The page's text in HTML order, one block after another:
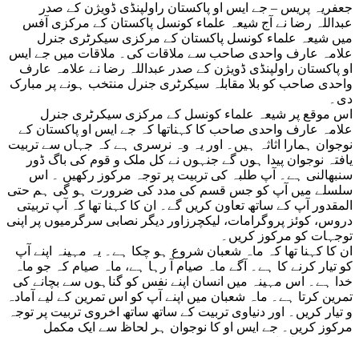
جعفریہ پریس – جے ایس او پاکستان راولپنڈی ڈویژن کے صدر
عبداللہ رضا نے آج شیعہ علماء کونسل پاکستان کے مرکزی آفس
میں شیعہ علماء کونسل پاکستان کے مرکزی سیکرٹری جنرل
علامہ عارف واحدی صاحب سے ملاقات کی۔ ملاقات میں جے ایس
او پاکستان راولپنڈی ڈویژن کے صدر عبداللہ رضا نے علامہ عارف
واحدی صاحب کو بلا مقابلہ سیکرٹری جنرل منتخب ہونے پر مبارک
دی۔
اس موقع پر شیعہ علماء کونسل کے مرکزی سیکرٹری جنرل
علامہ عارف واحدی صاحب کا کہناتھا کہ جے ایس او پاکستان کے
نوجوان ہمارا اثاثہ ہیں۔ اور یہ وہ نرسری ہے کہ جہاں سے تربیت
یافتہ نوجوان پیدا ہوں گے جنہوں نے کل ملک و قوم کی باگ ڈور
سنبھالنی ہے۔ آپ طلبہ کی تربیت پر توجہ مرکوز رکھیں ۔ اس
سلسلے میں آپ کو جس قسم کی مدد کی ضرورت ہو گی ہم حتی
المقدور آپ کے ساتھ تعاون کریں گے۔ ان کا کہنا تھا کہ آپ تربیتی
دروس، کوئز پروگرامات، لیکچرزاور دیگر نصابی سرگرمیوں پر اپنی
توجہات کو مرکوز کریں۔
ان کا کہنا تھا کہ ماہ شعبان شروع ہو چکا ہے۔ یہ مہینہ اپنے آپ
کو تیار کرنے کا ہے۔ آگے ماہ صیام آ رہا ہے، ماہ صیام کہ جو ماہ
خدا ہے۔ اس مہینہ میں انسان اپنے نفس کو گناہوں سے بچانے کی
تمرین کرتا ہے۔ ماہ شعبان میں اپنے آپ کو اس تمرین کے لیے آمادہ
و تیار کریں۔ اور دنیاوی تربیت کے ساتھ ساتھ اخروی تربیت پر توجہ
مرکوز کریں۔ جے ایس او کا نوجوان ہر لحاظ سے ایک مکمل